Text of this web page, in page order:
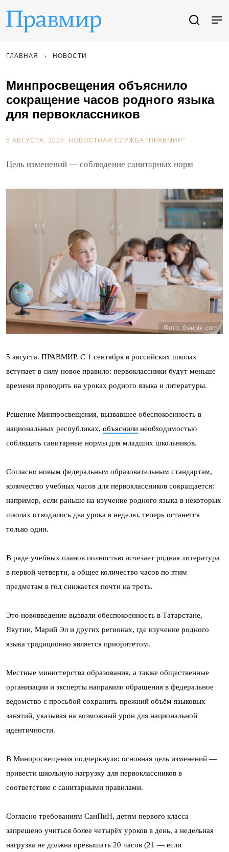
ГЛАВНАЯ НОВОСТИ
Минпросвещения объяснило
сокращение часов родного языка
для первоклассников
5 АВГУСТА, 2025. НОВОСТНАЯ СЛУЖБА "ПРАВМИР"
Цель изменений — соблюдение санитарных норм
Фото: freepik.com
5 августа. ПРАВМИР. С 1 сентября в российских школах
вступает в силу новое правило: первоклассники будут меньше
времени проводить на уроках родного языка и литературы.
Решение Минпросвещения, вызвавшее обеспокоенность в
национальных республиках, объяснили необходимостью
соблюдать санитарные нормы для младших школьников.
Согласно новым федеральным образовательным стандартам,
количество учебных часов для первоклассников сокращается:
например, если раньше на изучение родного языка в некоторых
школах отводилось два урока в неделю, теперь останется
только один.
В ряде учебных планов полностью исчезает родная литература
в первой четверти, а общее количество часов по этим
предметам в год снижается почти на треть.
Это нововведение вызвали обеспокоенность в Татарстане,
Якутии, Марий Эл и других регионах, где изучение родного
языка традиционно является приоритетом.
Местные министерства образования, а также общественные
организации и эксперты направили обращения в федеральное
ведомство с просьбой сохранить прежний объём языковых
занятий, указывая на возможный урон для национальной
идентичности.
В Минпросвещения подчеркнули: основная цель изменений —
привести школьную нагрузку для первоклассников в
соответствие с санитарными правилами.
Согласно требованиям СанПиН, детям первого класса
запрещено учиться более четырёх уроков в день, а недельная
нагрузка не должна превышать 20 часов (21 — если